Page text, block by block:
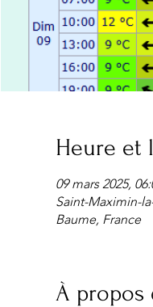
Heure et
09 mars 2025,
Saint-Maximin-
Baume, France
À propos